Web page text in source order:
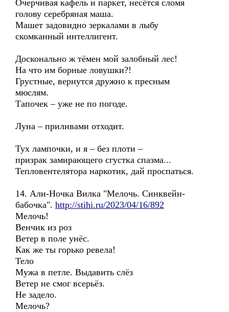
Очерчивая кафель и паркет, несётся сломя
голову серебряная маша.
Машет задовидно зеркалами в лыбу
скомканный интеллигент.
Досконально ж тёмен мой залобный лес!
На что им борные ловушки?!
Грустные, вернутся дружно к пресным
мюслям.
Тапочек – уже не по погоде.
Луна – приливами отходит.
Тух лампочки, и я – без плоти –
призрак замирающего сгустка спазма...
Тепловентелятора наркотик, дай проспаться.
14. Али-Ночка Вилка "Мелочь. Синквейн-
бабочка". http://stihi.ru/2023/04/16/892
Мелочь!
Венчик из роз
Ветер в поле унёс.
Как же ты горько ревела!
Тело
Мужа в петле. Выдавить слёз
Ветер не смог всерьёз.
Не задело.
Мелочь?